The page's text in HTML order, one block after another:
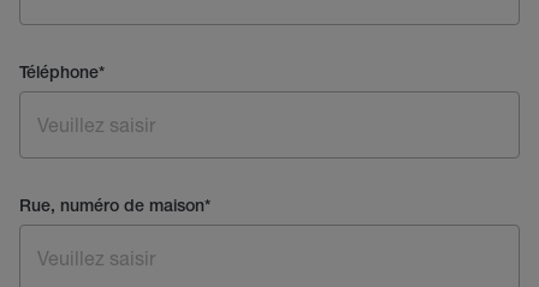
Téléphone*
Rue, numéro de maison*